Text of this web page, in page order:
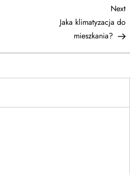
Next
Jaka klimatyzacja do
mieszkania?